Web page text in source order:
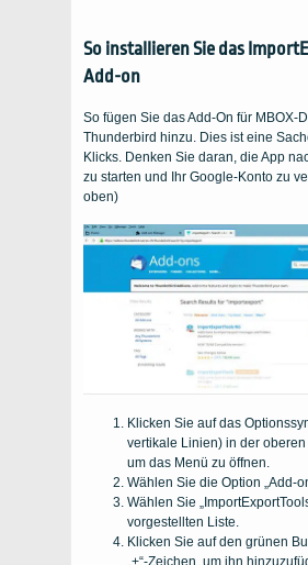
So installieren Sie das
Add-on
So fügen Sie das Add-On für MBOX-
Thunderbird hinzu. Dies ist eine
Klicks. Denken Sie daran, die App
zu starten und Ihr Google-Konto zu
oben)
Klicken Sie auf das
vertikale Linien) in der
um das Menü zu öffnen.
Wählen Sie die Option „Add-
Wählen Sie
vorgestellten Liste.
Klicken Sie auf den grünen
„+“-Zeichen, um ihn